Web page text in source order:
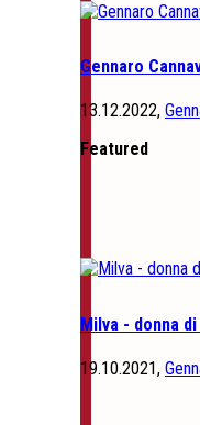
Gennaro
13.12.2022,
Featured
Milva - donna
19.10.2021,